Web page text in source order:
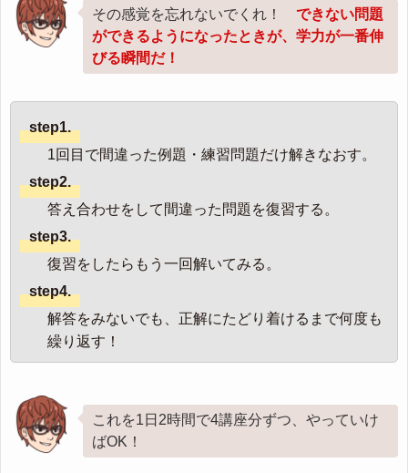
その感覚を忘れないでくれ！ できない問題
ができるようになったときが、学力が一番伸
びる瞬間だ！
step1.
1回目で間違った例題・練習問題だけ解きなおす。
step2.
答え合わせをして間違った問題を復習する。
step3.
復習をしたらもう一回解いてみる。
step4.
解答をみないでも、正解にたどり着けるまで何度も
繰り返す！
これを1日2時間で4講座分ずつ、やっていけ
ばOK！